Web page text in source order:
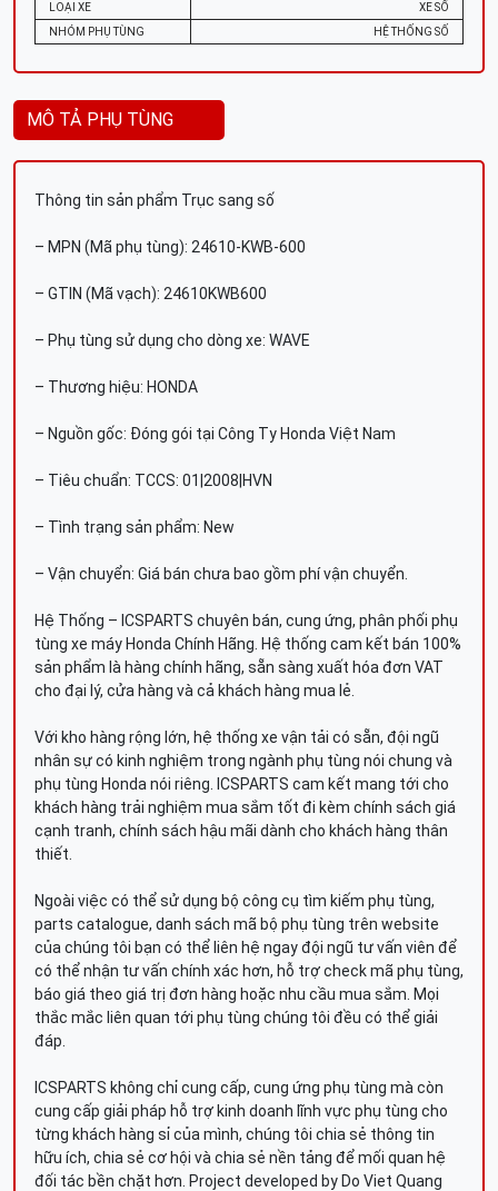
LOẠI XE
XE SỐ
NHÓM PHỤ TÙNG
HỆ THỐNG SỐ
MÔ TẢ PHỤ TÙNG
Thông tin sản phẩm Trục sang số
– MPN (Mã phụ tùng): 24610-KWB-600
– GTIN (Mã vạch): 24610KWB600
– Phụ tùng sử dụng cho dòng xe: WAVE
– Thương hiệu: HONDA
– Nguồn gốc: Đóng gói tại Công Ty Honda Việt Nam
– Tiêu chuẩn: TCCS: 01|2008|HVN
– Tình trạng sản phẩm: New
– Vận chuyển: Giá bán chưa bao gồm phí vận chuyển.
Hệ Thống – ICSPARTS chuyên bán, cung ứng, phân phối phụ
tùng xe máy Honda Chính Hãng. Hệ thống cam kết bán 100%
sản phẩm là hàng chính hãng, sẵn sàng xuất hóa đơn VAT
cho đại lý, cửa hàng và cả khách hàng mua lẻ.
Với kho hàng rộng lớn, hệ thống xe vận tải có sẵn, đội ngũ
nhân sự có kinh nghiệm trong ngành phụ tùng nói chung và
phụ tùng Honda nói riêng. ICSPARTS cam kết mang tới cho
khách hàng trải nghiệm mua sắm tốt đi kèm chính sách giá
cạnh tranh, chính sách hậu mãi dành cho khách hàng thân
thiết.
Ngoài việc có thể sử dụng bộ công cụ tìm kiếm phụ tùng,
parts catalogue, danh sách mã bộ phụ tùng trên website
của chúng tôi bạn có thể liên hệ ngay đội ngũ tư vấn viên để
có thể nhận tư vấn chính xác hơn, hỗ trợ check mã phụ tùng,
báo giá theo giá trị đơn hàng hoặc nhu cầu mua sắm. Mọi
thắc mắc liên quan tới phụ tùng chúng tôi đều có thể giải
đáp.
ICSPARTS không chỉ cung cấp, cung ứng phụ tùng mà còn
cung cấp giải pháp hỗ trợ kinh doanh lĩnh vực phụ tùng cho
từng khách hàng sỉ của mình, chúng tôi chia sẻ thông tin
hữu ích, chia sẻ cơ hội và chia sẻ nền tảng để mối quan hệ
đối tác bền chặt hơn. Project developed by Do Viet Quang